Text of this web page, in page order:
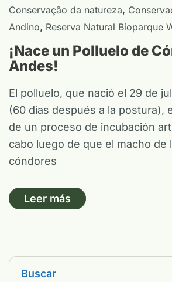
Conservação da natureza,
Andino, Reserva Natural Bioparque
¡Nace un Polluelo de
Andes!
El polluelo, que nació el 29 de
(60 días después a la postura),
de un proceso de incubación
cabo luego de que el macho de
cóndores
Leer más
Buscar